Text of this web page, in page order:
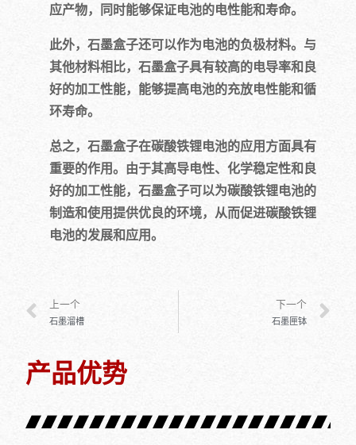
应产物，同时能够保证电池的电性能和寿命。
此外，石墨盒子还可以作为电池的负极材料。与
其他材料相比，石墨盒子具有较高的电导率和良
好的加工性能，能够提高电池的充放电性能和循
环寿命。
总之，石墨盒子在碳酸铁锂电池的应用方面具有
重要的作用。由于其高导电性、化学稳定性和良
好的加工性能，石墨盒子可以为碳酸铁锂电池的
制造和使用提供优良的环境，从而促进碳酸铁锂
电池的发展和应用。
上一个
石墨溜槽
下一个
石墨匣钵
产品优势